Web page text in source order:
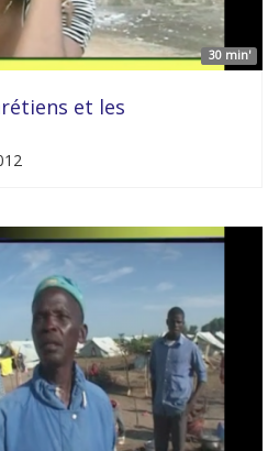
30 min'
et les